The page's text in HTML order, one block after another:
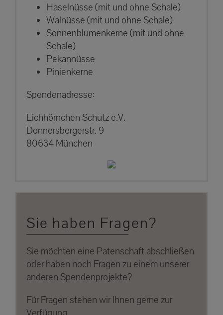
Haselnüsse (mit und ohne Schale)
Walnüsse (mit und ohne Schale)
Sonnenblumenkerne (mit und ohne
Schale)
Pekannüsse
Pinienkerne
Spendenadresse:
Eichhörnchen Schutz e.V.
Donnersbergerstr. 9
80634 München
Sie haben Fragen?
Sie möchten eine Patenschaft abschließen
oder haben noch Fragen zu einem unserer
anderen Spendenprojekte?
Für Fragen stehen wir Ihnen gerne zur